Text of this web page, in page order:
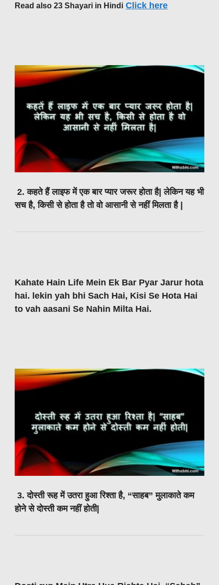
Read also 23 Shayari in Hindi Click here
2. कहते हैं लाइफ में एक बार प्यार जरूर होता है| लेकिन यह भी
सच है, किसी से होता है तो वो आसानी से नहीं मिलता है |
Kahate Hain Life Mein Ek Bar Pyar Jarur hota
hai. lekin yah bhi Sach Hai, Kisi Se Hota Hai
to vah aasani Se Nahin Milta Hai.
3. दोस्ती रूह में उतरा हुआ रिश्ता है, “साहब” मुलाकाते कम
होने से दोस्ती कम नहीं होती|